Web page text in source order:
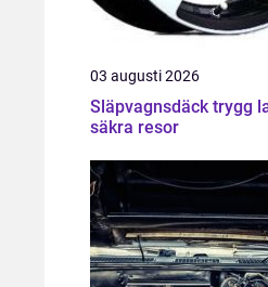
03 augusti 2026
Släpvagnsdäck trygg last,
säkra resor